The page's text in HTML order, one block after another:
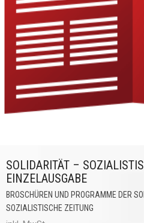
SOLIDARITÄT –
EINZELAUSGABE
BROSCHÜREN UND PROGRAMME DER
SOZIALISTISCHE ZEITUNG